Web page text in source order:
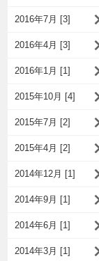
2016年7月 [3]
2016年4月 [3]
2016年1月 [1]
2015年10月 [4]
2015年7月 [2]
2015年4月 [2]
2014年12月 [1]
2014年9月 [1]
2014年6月 [1]
2014年3月 [1]